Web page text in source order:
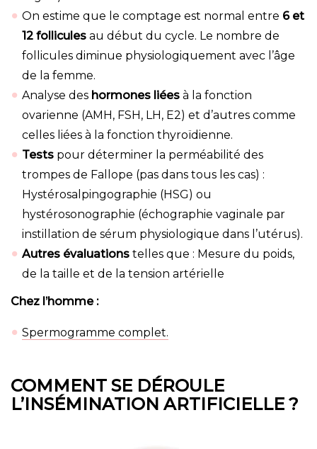
On estime que le comptage est normal entre 6 et
12 follicules au début du cycle. Le nombre de
follicules diminue physiologiquement avec l’âge
de la femme.
Analyse des hormones liées à la fonction
ovarienne (AMH, FSH, LH, E2) et d’autres comme
celles liées à la fonction thyroïdienne.
Tests pour déterminer la perméabilité des
trompes de Fallope (pas dans tous les cas) :
Hystérosalpingographie (HSG) ou
hystérosonographie (échographie vaginale par
instillation de sérum physiologique dans l’utérus).
Autres évaluations telles que : Mesure du poids,
de la taille et de la tension artérielle
Chez l’homme :
Spermogramme complet.
COMMENT SE DÉROULE
L’INSÉMINATION ARTIFICIELLE ?